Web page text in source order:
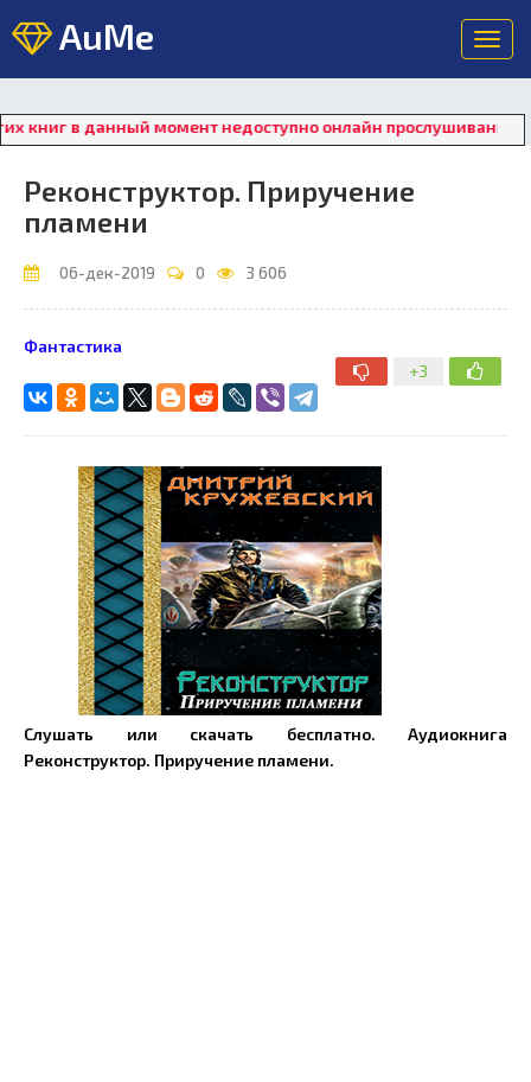
AuMe
момент недоступно онлайн прослушивание. Для
Реконструктор. Приручение
пламени
06-дек-2019 0 3 606
+3
Фантастика
Слушать или скачать бесплатно. Аудиокнига
Реконструктор. Приручение пламени.